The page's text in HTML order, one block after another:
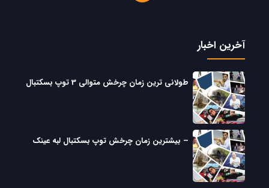
آخرین اخبار
طولانی ترین زمان چرخش متوالی 3 توپ بسکتبال
– بیشترین زمان چرخش توپ بسکتبال لبه عینک